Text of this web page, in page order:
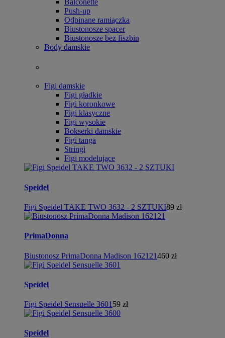
Balconette
Push-up
Odpinane ramiączka
Biustonosze spacer
Biustonosze bez fiszbin
Body damskie
Figi damskie
Figi gładkie
Figi koronkowe
Figi klasyczne
Figi wysokie
Bokserki damskie
Figi tanga
Stringi
Figi modelujące
Speidel
Figi Speidel TAKE TWO 3632 - 2 SZTUKI89 zł
PrimaDonna
Biustonosz PrimaDonna Madison 162121460 zł
Speidel
Figi Speidel Sensuelle 3601 59 zł
Speidel